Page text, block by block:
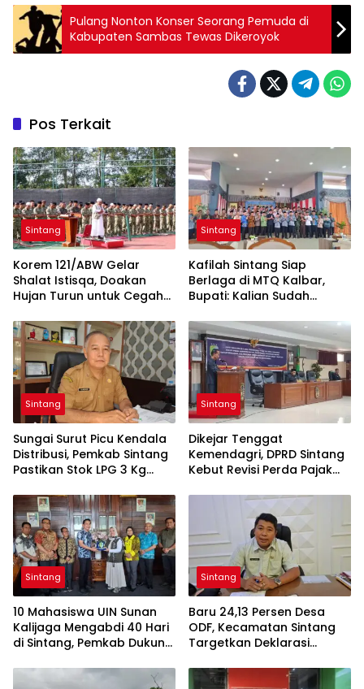
Pulang Nonton Konser Seorang Pemuda di
Kabupaten Sambas Tewas Dikeroyok
Pos Terkait
Sintang
Korem 121/ABW Gelar
Shalat Istisqa, Doakan
Hujan Turun untuk Cegah
Sintang
Kafilah Sintang Siap
Berlaga di MTQ Kalbar,
Bupati: Kalian Sudah
Sintang
Sungai Surut Picu Kendala
Distribusi, Pemkab Sintang
Pastikan Stok LPG 3 Kg
Sintang
Dikejar Tenggat
Kemendagri, DPRD Sintang
Kebut Revisi Perda Pajak
Sintang
10 Mahasiswa UIN Sunan
Kalijaga Mengabdi 40 Hari
di Sintang, Pemkab Dukung
Pendampingan
Sintang
Baru 24,13 Persen Desa
ODF, Kecamatan Sintang
Targetkan Deklarasi
Kesehatan Nasional